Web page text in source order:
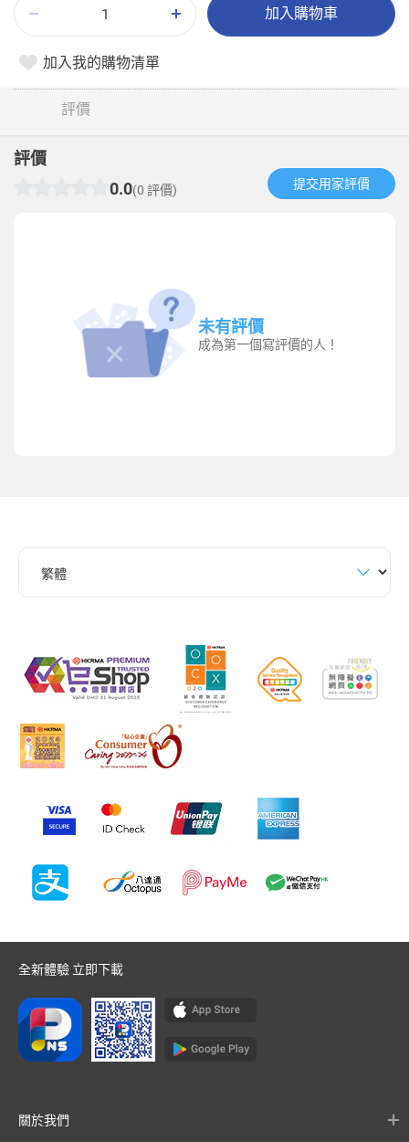
加入購物車
加入我的購物清單
評價
評價
0.0(0 評價) 提交用家評價​
未有評價
成為第一個寫評價的人！
全新體驗 立即下載
關於我們